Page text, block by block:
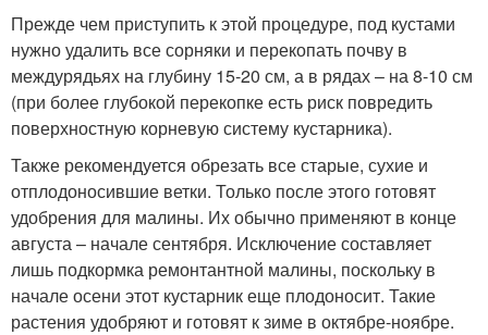
Прежде чем приступить к этой процедуре, под кустами
нужно удалить все сорняки и перекопать почву в
междурядьях на глубину 15-20 см, а в рядах – на 8-10 см
(при более глубокой перекопке есть риск повредить
поверхностную корневую систему кустарника).
Также рекомендуется обрезать все старые, сухие и
отплодоносившие ветки. Только после этого готовят
удобрения для малины. Их обычно применяют в конце
августа – начале сентября. Исключение составляет
лишь подкормка ремонтантной малины, поскольку в
начале осени этот кустарник еще плодоносит. Такие
растения удобряют и готовят к зиме в октябре-ноябре.